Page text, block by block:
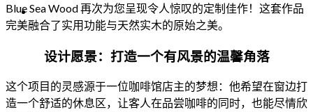
Blue Sea Wood 再次为您呈现令人惊叹的定制佳作！这套作品
完美融合了实用功能与天然实木的原始之美。
设计愿景：打造一个有风景的温馨角落
这个项目的灵感源于一位咖啡馆店主的梦想：他希望在窗边打
造一个舒适的休息区，让客人在品尝咖啡的同时，也能尽情欣